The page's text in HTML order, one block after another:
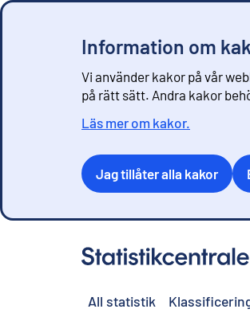
Information om
Vi använder kakor på vår
på rätt sätt. Andra kakor
Läs mer om kakor.
Jag tillåter alla kakor
All statistik